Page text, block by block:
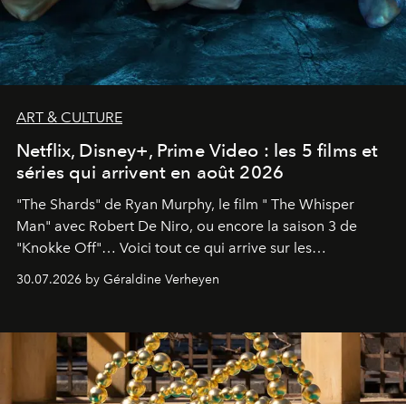
ART & CULTURE
Netflix, Disney+, Prime Video : les 5 films et
séries qui arrivent en août 2026
"The Shards" de Ryan Murphy, le film " The Whisper
Man" avec Robert De Niro, ou encore la saison 3 de
"Knokke Off"… Voici tout ce qui arrive sur les
plateformes de streaming en août 2026.
30.07.2026 by Géraldine Verheyen